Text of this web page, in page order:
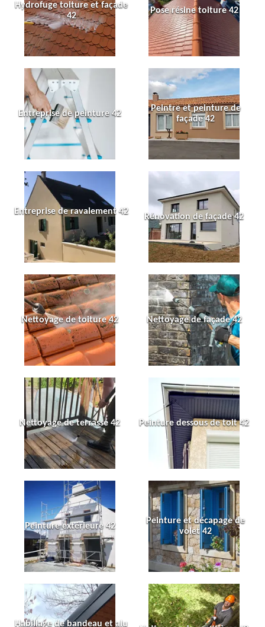
Hydrofuge toiture et façade
42
Pose résine toiture 42
Entreprise de peinture 42
Peintre et peinture de
façade 42
Entreprise de ravalement 42
Rénovation de façade 42
Nettoyage de toiture 42 Nettoyage de façade 42
Nettoyage de terrasse 42 Peinture dessous de toit 42
Peinture extérieure 42
Peinture et décapage de
volet 42
Habillage de bandeau et alu